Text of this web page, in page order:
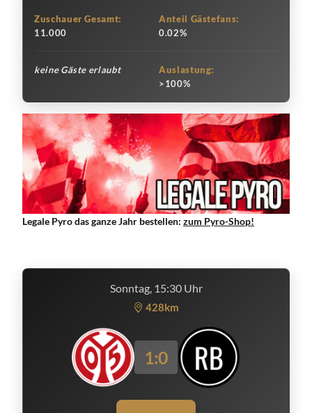
Zuschauer Gesamt:
11.000
Anteil Gästefans:
0.02%
keine Gäste erlaubt
Auslastung:
>100%
Legale Pyro das ganze Jahr bestellen: zum Pyro-Shop!
Sonntag, 15:30 Uhr
428km
1:0